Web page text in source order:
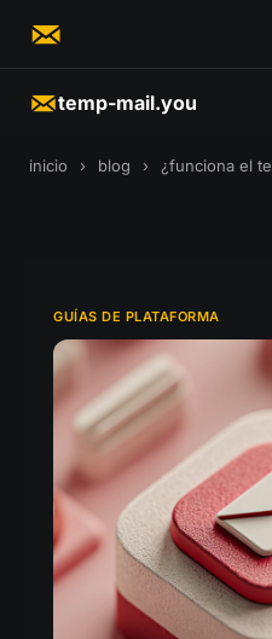
temp-mail.you
inicio › blog › ¿funciona el
GUÍAS DE PLATAFORMA